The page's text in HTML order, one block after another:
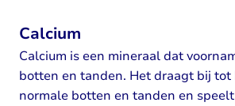
Calcium
Calcium is een mineraal dat
botten en tanden. Het draagt bij tot
normale botten en tanden en